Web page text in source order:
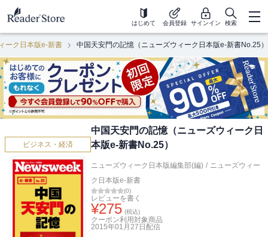
はじめて 会員登録 サインイン 検索
ーク日本版e-新書 中国天安門の記憶（ニューズウィーク日本版e-新書No.25）
ビジネス・経済
中国天安門の記憶（ニューズウィーク日
本版e-新書No.25）
ニューズウィーク日本版編集部(編) / ニューズウィー
ク日本版e-新書
(0)
レビューを書く
¥275 (税込)
クーポン利用対象商品
2015年01月27日 配信